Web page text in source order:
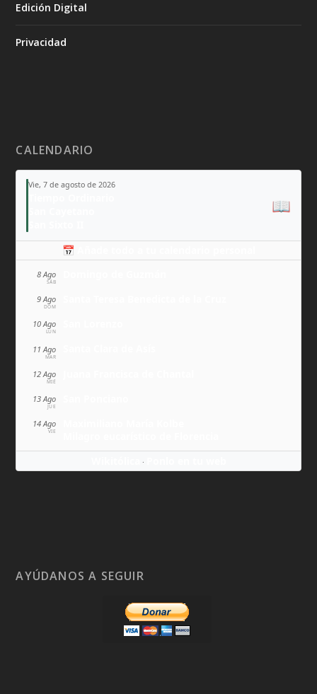
Edición Digital
Privacidad
CALENDARIO
Vie, 7 de agosto de 2026
📖
📅 Añade todo a tu calendario personal
8 Ago
SÁB
9 Ago
DOM
10 Ago
LUN
11 Ago
MAR
12 Ago
MIÉ
13 Ago
JUE
14 Ago
VIE
·
AYÚDANOS A SEGUIR